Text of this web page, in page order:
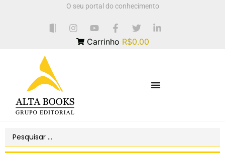
O seu portal do conhecimento
Carrinho R$0.00